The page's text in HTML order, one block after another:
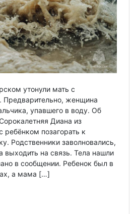
утонули мать с
женщина
упавшего в воду. Об
Диана из
ребёнком позагорать к
Родственники заволновались,
выходить на связь. Тела нашли
в сообщении. Ребенок был в
а мама […]